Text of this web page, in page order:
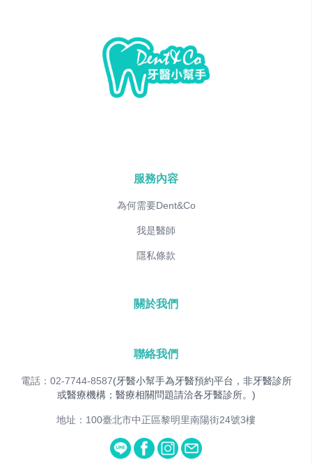
服務內容
為何需要Dent&Co
我是醫師
隱私條款
關於我們
聯絡我們
電話：02-7744-8587(牙醫小幫手為牙醫預約平台，非牙醫診所
或醫療機構；醫療相關問題請洽各牙醫診所。)
地址：100臺北市中正區黎明里南陽街24號3樓